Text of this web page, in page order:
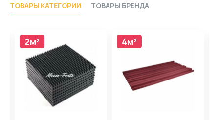
ТОВАРЫ КАТЕГОРИИ ТОВАРЫ БРЕНДА
2м² 4м²
4м²